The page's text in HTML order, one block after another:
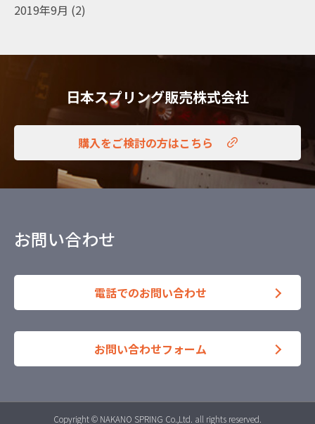
2019年9月 (2)
日本スプリング販売株式会社
購入をご検討の方はこちら
お問い合わせ
電話でのお問い合わせ
お問い合わせフォーム
Copyright © NAKANO SPRING Co.,Ltd. all rights reserved.